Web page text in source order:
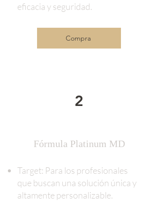
eficacia y seguridad.
Compra
2
Fórmula Platinum MD
Target: Para los profesionales
que buscan una solución única y
altamente personalizable.